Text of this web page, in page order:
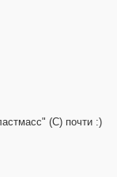
(С) почти :)